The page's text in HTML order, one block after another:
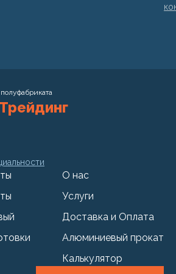
О нас
Услуги
Доставка и Оплата
Алюминиевый прокат
Калькулятор